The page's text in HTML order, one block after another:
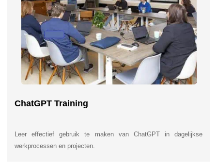
ChatGPT Training
Leer effectief gebruik te maken van ChatGPT in dagelijkse
werkprocessen en projecten.